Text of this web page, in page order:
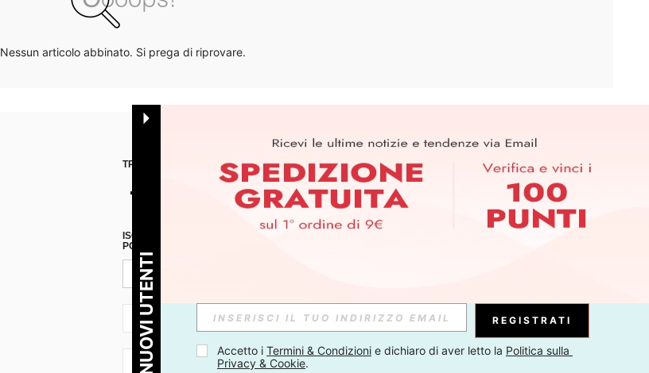
Nessun articolo abbinato. Si prega di riprovare.
TROVACI SU APP
ISCRIVITI ALLA NOSTRA NEWSLETTER PER SCOPRIRE LE ULTIME TENDENZE IN ANTEPRIMA! (È
POSSIBILE ANNULLARE LA SOTTOSCRIZIONE IN QUALSIASI MOMENTO).
IT + 39 Abbonati
IT + 39
PER I NUOVI UTENTI REGISTRATI
Accetto i Termini & Condizioni e dichiaro di aver letto la Politica sulla
Privacy & Cookie.